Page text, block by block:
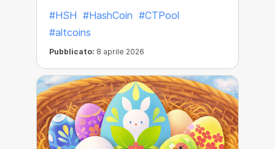
#HSH #HashCoin #CTPool
#altcoins
Pubblicato: 8 aprile 2026